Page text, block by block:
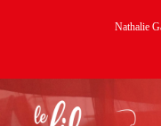
Nathalie